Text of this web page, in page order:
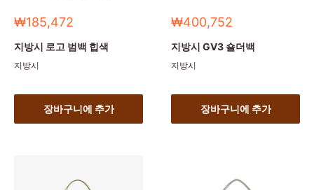
세
가
₩185,472
지방시 로고 범백 힙색
지방시
장바구니에 추가
세
가
₩400,752
지방시 GV3 숄더백
지방시
장바구니에 추가